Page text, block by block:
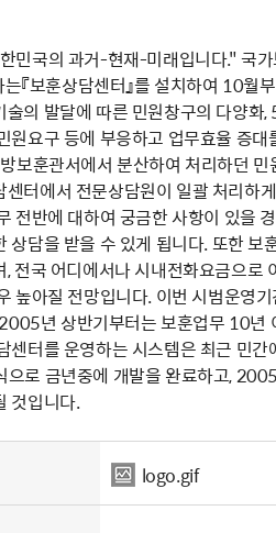
민국의 과거-현재-미래입니다." 국
『보훈상담센터』를 설치하여 10
술의 발달에 따른 민원창구의 다양
원요구 등에 부응하고 업무효율 증
보훈관서에서 분산하여 처리하던
터에서 전문상담원이 일괄 처리하
전반에 대하여 궁금한 사항이 있을
상담을 받을 수 있게 됩니다. 또한
, 전국 어디에서나 시내전화요금으
높아질 전망입니다. 이번 시범운영
년 상반기부터는 보훈업무 10
센터를 운영하는 시스템은 최근 민
로 금년중에 개발을 완료하고,
것입니다.
logo.gif